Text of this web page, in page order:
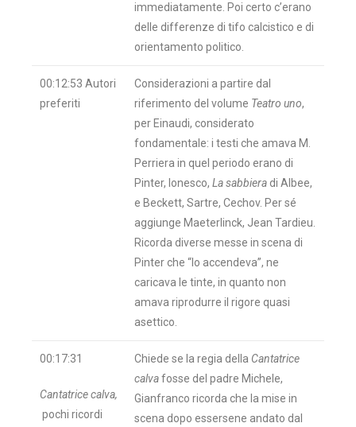
immediatamente. Poi certo c’erano
delle differenze di tifo calcistico e di
orientamento politico.
00:12:53 Autori
preferiti
Considerazioni a partire dal
riferimento del volume Teatro uno,
per Einaudi, considerato
fondamentale: i testi che amava M.
Perriera in quel periodo erano di
Pinter, Ionesco, La sabbiera di Albee,
e Beckett, Sartre, Cechov. Per sé
aggiunge Maeterlinck, Jean Tardieu.
Ricorda diverse messe in scena di
Pinter che “lo accendeva”, ne
caricava le tinte, in quanto non
amava riprodurre il rigore quasi
asettico.
00:17:31
Cantatrice calva,
pochi ricordi
Chiede se la regia della Cantatrice
calvafosse del padre Michele,
Gianfranco ricorda che la mise in
scena dopo essersene andato dal